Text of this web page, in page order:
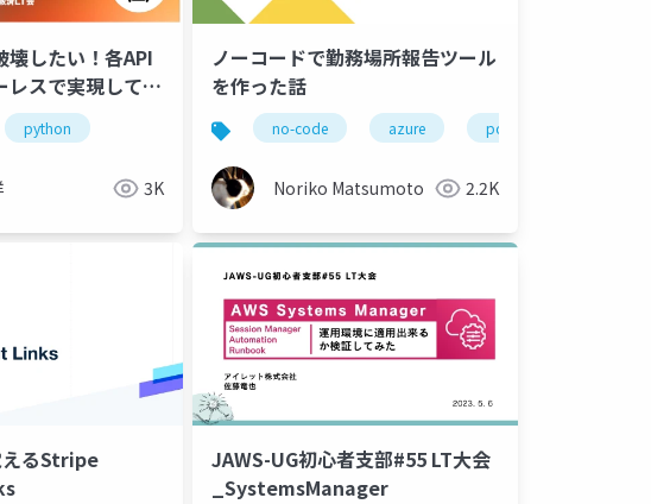
壊したい！各API
レスで実現してい
ど。
python
3K
ノーコードで勤務場所報告ツール
を作った話
no-code azure power-automate
Noriko Matsumoto 2.2K
えるStripe
JAWS-UG初心者支部#55 LT大会
_SystemsManager